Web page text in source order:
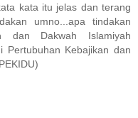
kata itu jelas dan terang
umno...apa tindakan
dan Dakwah Islamiyah
Pertubuhan Kebajikan dan